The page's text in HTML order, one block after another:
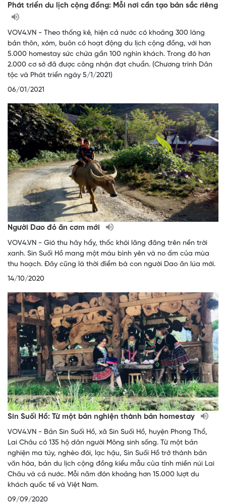
Phát triển du lịch cộng đồng: Mỗi nơi cần tạo bản sắc riêng
VOV4.VN - Theo thống kê, hiện cả nước có khoảng 300 làng
bản thôn, xóm, buôn có hoạt động du lịch cộng đồng, với hơn
5.000 homestay sức chứa gần 100 nghìn khách. Trong đó hơn
2.000 cơ sở đã được công nhận đạt chuẩn. (Chương trình Dân
tộc và Phát triển ngày 5/1/2021)
06/01/2021
Người Dao đỏ ăn cơm mới
VOV4.VN - Gió thu hây hẩy, thốc khói lãng đãng trên nền trời
xanh. Sin Suối Hồ mang một màu bình yên và no ấm của mùa
thu hoạch. Đây cũng là thời điểm bà con người Dao ăn lúa mới.
14/10/2020
Sin Suối Hồ: Từ một bản nghiện thành bản homestay
VOV4.VN - Bản Sin Suối Hồ, xã Sin Suối Hồ, huyện Phong Thổ,
Lai Châu có 135 hộ dân người Mông sinh sống. Từ một bản
nghiện ma túy, nghèo đói, lạc hậu, Sin Suối Hồ trở thành bản
văn hóa, bản du lịch cộng đồng kiểu mẫu của tỉnh miền núi Lai
Châu và cả nước. Mỗi năm đón khoảng hơn 15.000 lượt du
khách quốc tế và Việt Nam.
09/09/2020